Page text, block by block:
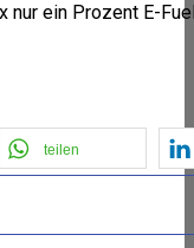
ein Prozent E-
teilen